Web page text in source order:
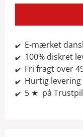
✔️E-mærket
✔️100% diskret
✔️Fri fragt over
✔️Hurtig levering
✔️5 ★ på